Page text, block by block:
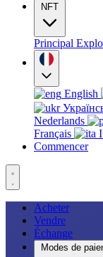
NFT
Principal
English
Nederlands
Français
Commencer
Acheter
Vendre
Échange
Modes de